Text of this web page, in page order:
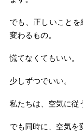
でも、正しいこと
変わるもの。
慌てなくてもいい。
少しずつでいい。
私たちは、空気に従
でも同時に、空気を